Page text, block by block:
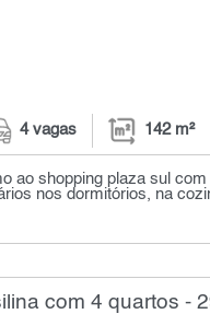
4 vagas 142 m²
ao shopping plaza sul
nos dormitórios, na
com 4 quartos -